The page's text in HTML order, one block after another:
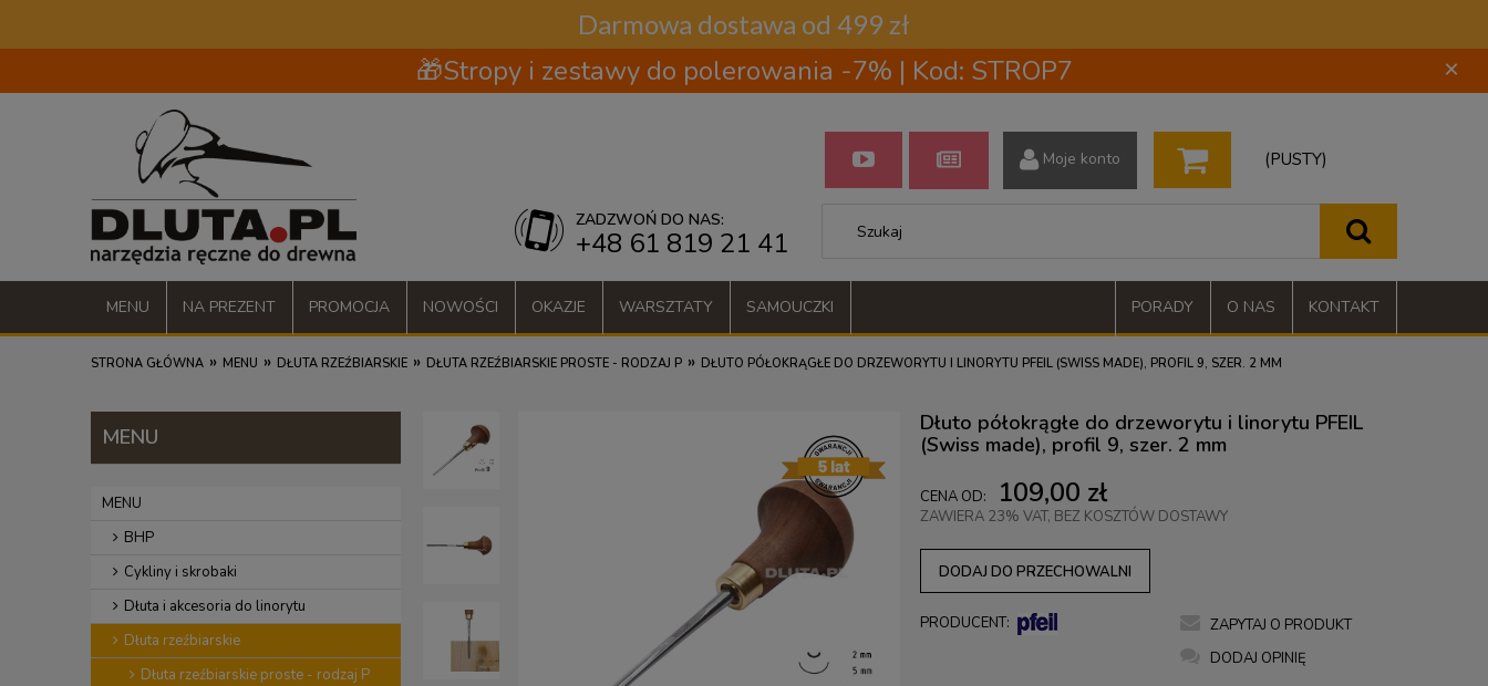
Darmowa dostawa od 499 zł
🎁Stropy i zestawy do polerowania -7% | Kod: STROP7 ×
(PUSTY)
Moje konto
ZADZWOŃ DO NAS:
+48 61 819 21 41
MENU NA PREZENT PROMOCJA NOWOŚCI OKAZJE WARSZTATY SAMOUCZKI KONTAKT
O NAS
PORADY
STRONA GŁÓWNA » MENU » DŁUTA RZEŹBIARSKIE » DŁUTA RZEŹBIARSKIE PROSTE - RODZAJ P » DŁUTO PÓŁOKRĄGŁE DO DRZEWORYTU I LINORYTU PFEIL (SWISS MADE), PROFIL 9, SZER. 2 MM
MENU
MENU
BHP
Cykliny i skrobaki
Dłuta i akcesoria do linorytu
Dłuta rzeźbiarskie
Dłuta rzeźbiarskie proste - rodzaj P
Dłuto półokrągłe do drzeworytu i linorytu PFEIL
(Swiss made), profil 9, szer. 2 mm
CENA OD: 109,00 zł
ZAWIERA 23% VAT, BEZ KOSZTÓW DOSTAWY
DODAJ DO PRZECHOWALNI
PRODUCENT:
ZAPYTAJ O PRODUKT
DODAJ OPINIĘ